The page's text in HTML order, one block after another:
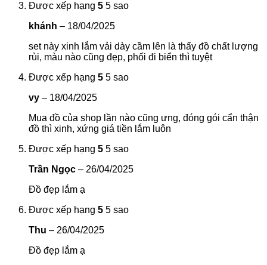
Được xếp hạng 5 5 sao
khánh – 18/04/2025
set này xinh lắm vải dày cầm lên là thấy đồ chất lượng
rùi, màu nào cũng đẹp, phối đi biển thì tuyệt
Được xếp hạng 5 5 sao
vy – 18/04/2025
Mua đồ của shop lần nào cũng ưng, đóng gói cẩn thận
đồ thì xinh, xứng giá tiền lắm luôn
Được xếp hạng 5 5 sao
Trần Ngọc – 26/04/2025
Đồ đẹp lắm ạ
Được xếp hạng 5 5 sao
Thu – 26/04/2025
Đồ đẹp lắm ạ